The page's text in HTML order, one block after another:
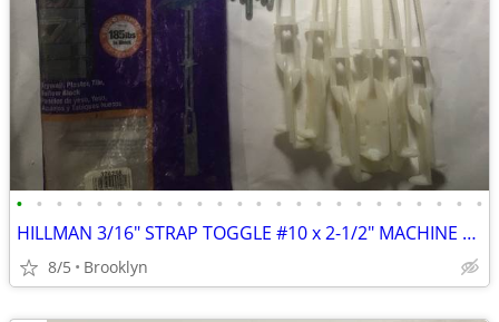
• • • • • • • • • • • • • • • • • • • • • • • •
HILLMAN 3/16" STRAP TOGGLE #10 x 2-1/2" MACHINE SCREW (6-PACK) DRYWALL
8/5 Brooklyn